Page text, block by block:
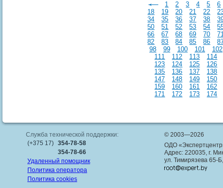
1 2 3 4 5
6
18
19 20 21 22
34
35 36 37 38
50
51 52 53 54
66
67 68 69 70
82
83 84 85 86
98
99 100 101
102
111
112 113
114
123
124 125
126
135
136 137
138
147
148 149
150
159
160 161
162
171
172 173 174
Служба технической поддержки:
(+375 17) 354-78-58
354-78-66
Удаленный помощник
Политика оператора
Политика cookies
© 2003—2026
ОДО
Адрес: 220035, г.
ул. Тимирязева 65-